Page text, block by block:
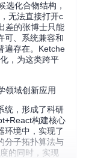
选化合物结构，
无法直接打开c
差的张博士只能
可、系统兼容和
遍存在。Ketche
，为这类跨平
领域创新应用
统，形成了科研
构建核心
环境中，实现了
分子拓扑算法与
的同时，实现